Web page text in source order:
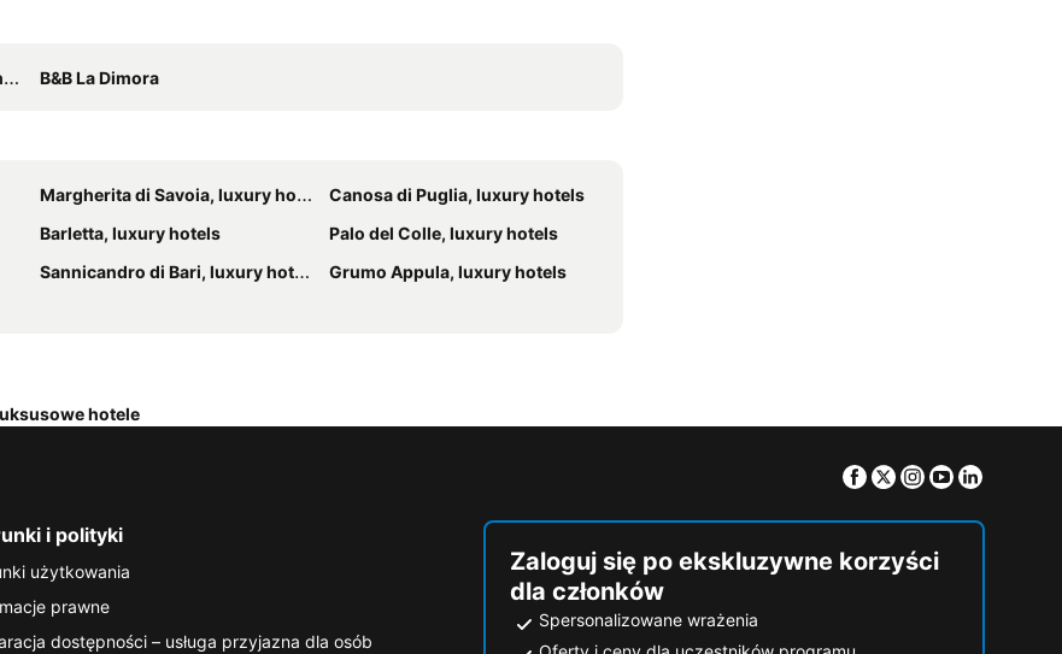
B&B La Dimora
Margherita di Savoia, luxury hotels
Canosa di Puglia, luxury hotels
Barletta, luxury hotels
Palo del Colle, luxury hotels
Sannicandro di Bari, luxury hotels
Grumo Appula, luxury hotels
hotele
Facebook
TwitterInstagram
Youtube
i polityki
użytkowania
prawne
dostępności – usługa przyjazna dla osób
Zaloguj się po ekskluzywne korzyści
dla członków
Spersonalizowane wrażenia